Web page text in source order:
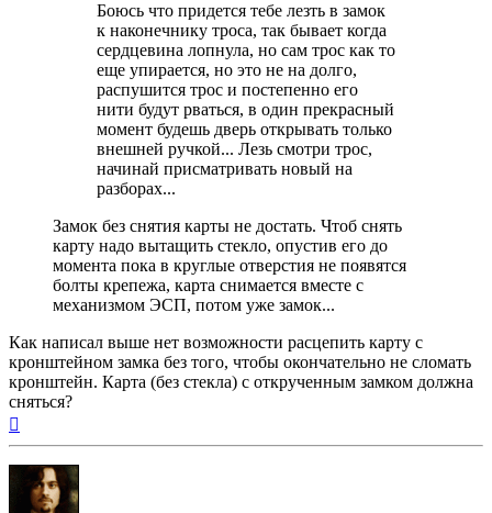
Боюсь что придется тебе лезть в замок
к наконечнику троса, так бывает когда
сердцевина лопнула, но сам трос как то
еще упирается, но это не на долго,
распушится трос и постепенно его
нити будут рваться, в один прекрасный
момент будешь дверь открывать только
внешней ручкой... Лезь смотри трос,
начинай присматривать новый на
разборах...
Замок без снятия карты не достать. Чтоб снять
карту надо вытащить стекло, опустив его до
момента пока в круглые отверстия не появятся
болты крепежа, карта снимается вместе с
механизмом ЭСП, потом уже замок...
Как написал выше нет возможности расцепить карту с
кронштейном замка без того, чтобы окончательно не сломать
кронштейн. Карта (без стекла) с открученным замком должна
сняться?